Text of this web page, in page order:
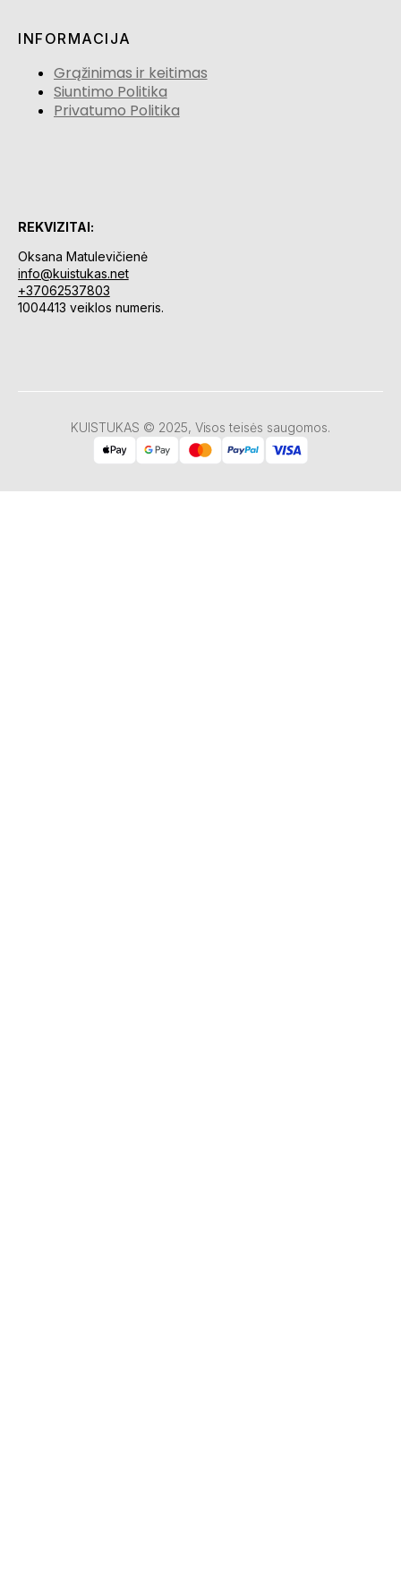
INFORMACIJA
Grąžinimas ir keitimas
Siuntimo Politika
Privatumo Politika
REKVIZITAI:
Oksana Matulevičienė
info@kuistukas.net
+37062537803
1004413 veiklos numeris.
KUISTUKAS © 2025, Visos teisės saugomos.